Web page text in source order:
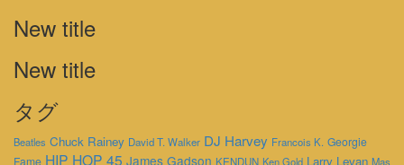
New title
New title
タグ
Beatles Chuck Rainey David T. Walker DJ Harvey Francois K. Georgie
Fame HIP HOP 45 James Gadson KENDUN Ken Gold Larry Levan Mas